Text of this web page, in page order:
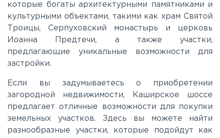
Минское
Можайское
Новорижское
Новорязанское
которые богаты архитектурными памятниками и
культурными объектами, такими как храм Святой
Троицы, Серпуховский монастырь и церковь
Иоанна Предтечи, а также участки,
предлагающие уникальные возможности для
застройки.
Если вы задумываетесь о приобретении
загородной недвижимости, Каширское шоссе
предлагает отличные возможности для покупки
земельных участков. Здесь вы можете найти
разнообразные участки, которые подойдут как